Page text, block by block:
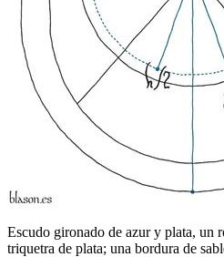
Escudo gironado de azur y plata, un
triquetra de plata; una bordura de